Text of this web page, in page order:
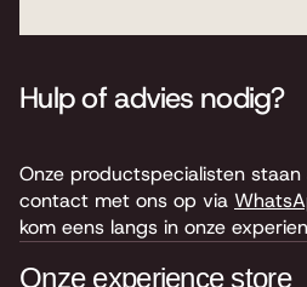
Hulp of advies nodig?
Onze productspecialisten
contact met ons op via
kom eens langs in onze
Onze experience store